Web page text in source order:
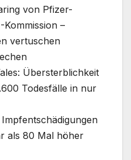
von Pfizer-
–
vertuschen
Übersterblichkeit
Todesfälle in nur
als 80 Mal höher